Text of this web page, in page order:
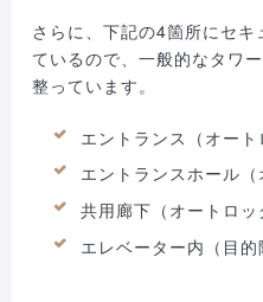
さらに、下記の4箇所にセ
ているので、一般的なタワ
整っています。
エントランス（オート
エントランスホール（
共用廊下（オートロッ
エレベーター内（目的